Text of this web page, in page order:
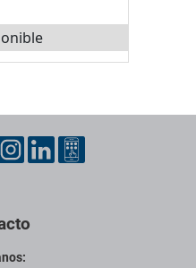
redes sociales y datos